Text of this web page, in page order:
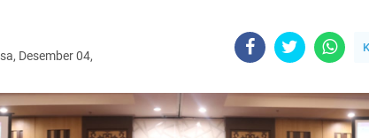
Desember 04,